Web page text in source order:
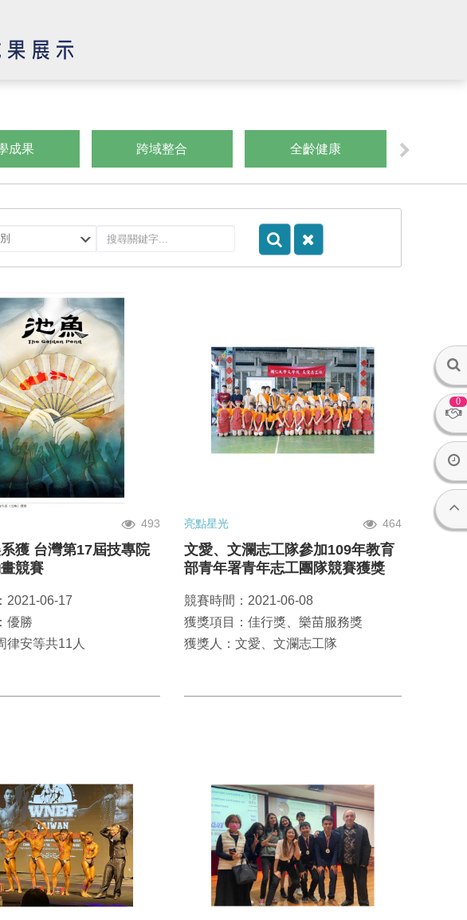
0
成果 跨域整合 全齡健康
493
獲 台灣第17屆技專院
競賽
2021-06-17
優勝
律安等共11人
亮點星光 464
文愛、文瀾志工隊參加109年教育
部青年署青年志工團隊競賽獲獎
競賽時間：2021-06-08
獲獎項目：佳行獎、樂苗服務獎
獲獎人：文愛、文瀾志工隊